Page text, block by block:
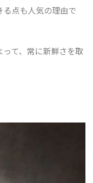
点も人気の理由で
て、常に新鮮さを取